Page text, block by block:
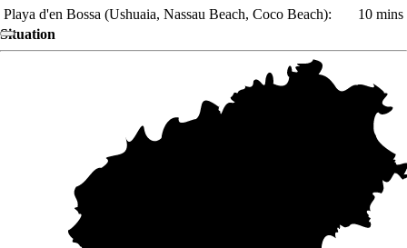
Playa d'en Bossa (Ushuaia, Nassau Beach, Coco Beach):
10 mins
Situation